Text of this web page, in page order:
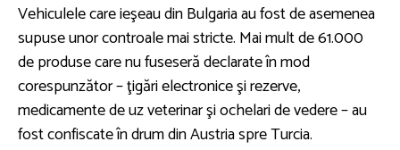
Vehiculele care ieşeau din Bulgaria au fost de asemenea
supuse unor controale mai stricte. Mai mult de 61.000
de produse care nu fuseseră declarate în mod
corespunzător – ţigări electronice şi rezerve,
medicamente de uz veterinar şi ochelari de vedere – au
fost confiscate în drum din Austria spre Turcia.